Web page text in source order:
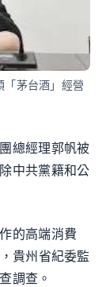
「茅台酒」經營
總經理郭帆被
中共黨籍和公
的高端消費
貴州省紀委監
調查。